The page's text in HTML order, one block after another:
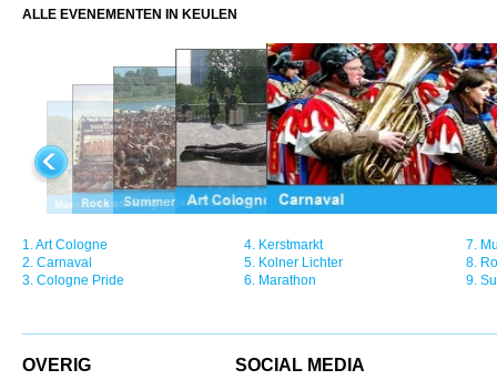
ALLE EVENEMENTEN IN KEULEN
1.Art Cologne
2. Carnaval
3. Cologne Pride
4. Kerstmarkt
5. Kolner Lichter
6. Marathon
7.
8.
9.
OVERIG SOCIAL MEDIA